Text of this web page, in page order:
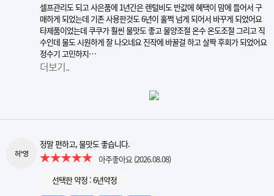
셀프관리도 되고 사은품에 1년간은 렌털비도 반값에 혜택이 맘에 들어서 구
매하게 되었는데 기존 사용한것도 6년이 훌쩍 넘게 되어서 바꾸게 되었어요
타제품이었는데 쿠쿠가 훨씬 물맛도 좋고 물양조절 온수 온도조절 그리고 직
수인데 물도 시원하게 잘 나오네요 진작에 바꿀걸 하고 살짝 후회가 되었어요
정수기 고민하지…
더보기..
허*영
정말 편하고, 물맛도 좋습니다.
아주좋아요(2026.08.08)
선택한 약정 : 6년약정